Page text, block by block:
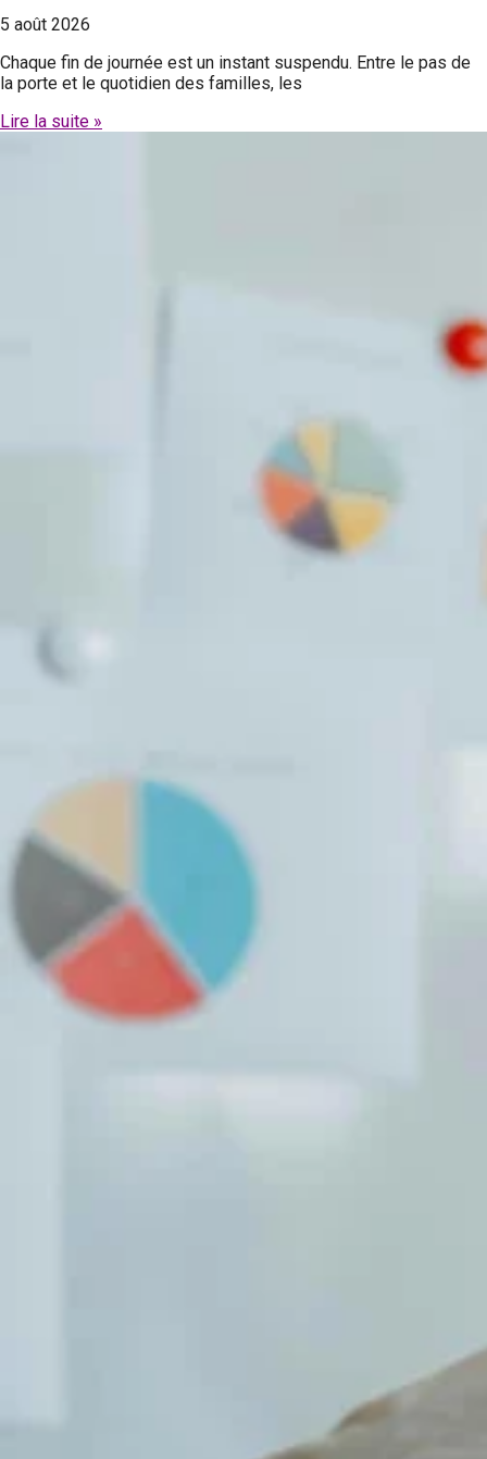
5 août 2026
Chaque fin de journée est un instant suspendu. Entre le pas de
la porte et le quotidien des familles, les
Lire la suite »